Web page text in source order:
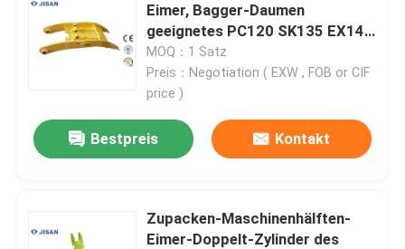
Fabrik-Ausflug
Qualitätskontrolle
Treten Sie mit uns in Verbindung
Fordern Sie ein Zitat
Eimer, Bagger-Daumen
geeignetes PC120 SK135 EX140
ZX140 fest
MOQ：1 Satz
Preis：Negotiation ( EXW , FOB or CIF
price )
Bestpreis Kontakt
Zupacken-Maschinenhälften-
Eimer-Doppelt-Zylinder des